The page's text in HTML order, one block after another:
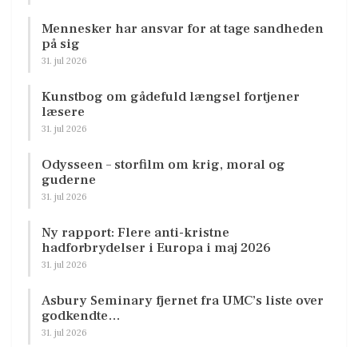
Mennesker har ansvar for at tage sandheden
på sig
31. jul 2026
Kunstbog om gådefuld længsel fortjener
læsere
31. jul 2026
Odysseen – storfilm om krig, moral og
guderne
31. jul 2026
Ny rapport: Flere anti-kristne
hadforbrydelser i Europa i maj 2026
31. jul 2026
Asbury Seminary fjernet fra UMC’s liste over
godkendte…
31. jul 2026